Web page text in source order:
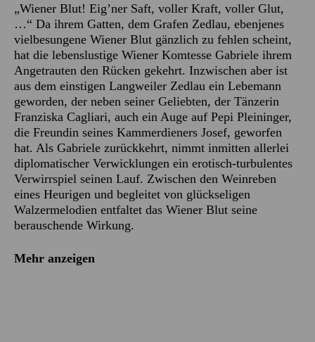
„Wiener Blut! Eig’ner Saft, voller Kraft, voller Glut,
…“ Da ihrem Gatten, dem Grafen Zedlau, ebenjenes
vielbesungene Wiener Blut gänzlich zu fehlen scheint,
hat die lebenslustige Wiener Komtesse Gabriele ihrem
Angetrauten den Rücken gekehrt. Inzwischen aber ist
aus dem einstigen Langweiler Zedlau ein Lebemann
geworden, der neben seiner Geliebten, der Tänzerin
Franziska Cagliari, auch ein Auge auf Pepi Pleininger,
die Freundin seines Kammerdieners Josef, geworfen
hat. Als Gabriele zurückkehrt, nimmt inmitten allerlei
diplomatischer Verwicklungen ein erotisch-turbulentes
Verwirrspiel seinen Lauf. Zwischen den Weinreben
eines Heurigen und begleitet von glückseligen
Walzermelodien entfaltet das Wiener Blut seine
berauschende Wirkung.
Mehr anzeigen